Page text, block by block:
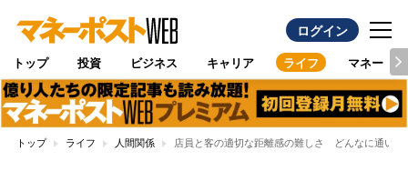
ログイン
トップ 投資 ビジネス キャリア ライフ マネー
トップ ライフ 人間関係 店員と客の適切な距離感の難しさ どんなに通い